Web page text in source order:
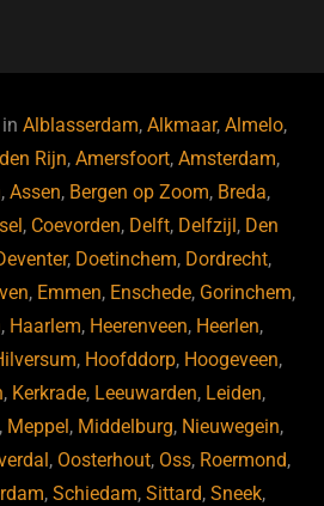
inAlblasserdam,Alkmaar,Almelo,
Rijn,Amersfoort,Amsterdam,
,Assen, Bergen op Zoom, Breda,
, Coevorden, Delft, Delfzijl , Den
, Doetinchem, Dordrecht,
, Emmen, Enschede, Gorinchem,
, Haarlem, Heerenveen, Heerlen,
, Hoofddorp, Hoogeveen,
, Kerkrade, Leeuwarden, Leiden,
, Meppel , Middelburg, Nieuwegein,
, Oosterhout, Oss, Roermond,
, Schiedam, Sittard, Sneek,